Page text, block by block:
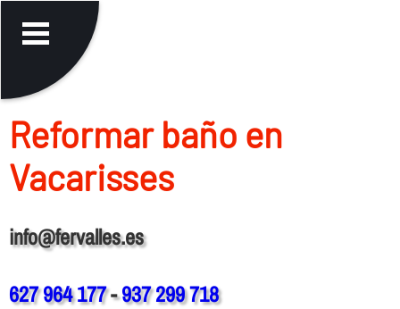
Reformar baño en
Vacarisses
info@fervalles.es
627 964 177-937 299 718